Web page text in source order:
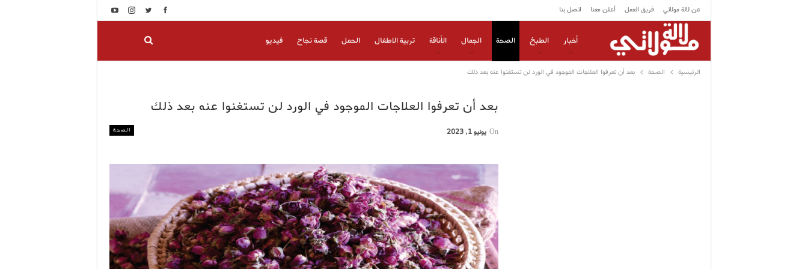
عن لالة مولاتي فريق العمل أعلن معنا اتصل بنا
أخبار الطبخ الصحة الجمال الأناقة تربية الاطفال الحمل قصة نجاح فيديو
الرئيسية الصحة بعد أن تعرفوا العلاجات الموجود في الورد لن تستغنوا عنه بعد ذلك
بعد أن تعرفوا العلاجات الموجود في الورد لن تستغنوا عنه بعد ذلك
الصحة On يونيو 1, 2023